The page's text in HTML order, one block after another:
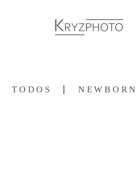
TODOS NEWBORN